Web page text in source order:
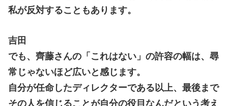
私が反対することもあります。
吉田
でも、齊藤さんの「これはない」の許容の幅は、尋
常じゃないほど広いと感じます。
自分が任命したディレクターである以上、最後まで
その人を信じることが自分の役目なんだという考え